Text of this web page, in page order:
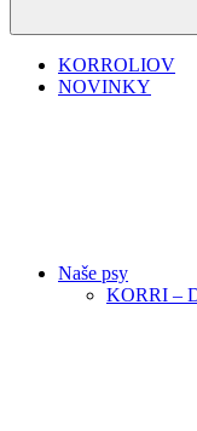
KORROLIOV
NOVINKY
Naše psy
KORRI –